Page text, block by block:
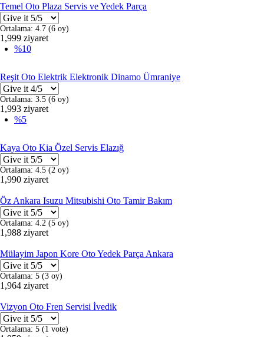
Temel Oto Plaza Servis ve Yedek Parça
Ortalama: 4.7 (6 oy)
1,999 ziyaret
%10
Reşit Oto Elektrik Elektronik Dinamo Ümraniye
Ortalama: 3.5 (6 oy)
1,993 ziyaret
%5
Kaya Oto Kia Özel Servis Elazığ
Ortalama: 4.5 (2 oy)
1,990 ziyaret
Öz Ankara Isuzu Mitsubishi Oto Tamir Bakım
Ortalama: 4.2 (5 oy)
1,988 ziyaret
Mülayim Japon Kore Oto Yedek Parça Ankara
Ortalama: 5 (3 oy)
1,964 ziyaret
Vizyon Oto Fren Servisi İvedik
Ortalama: 5 (1 vote)